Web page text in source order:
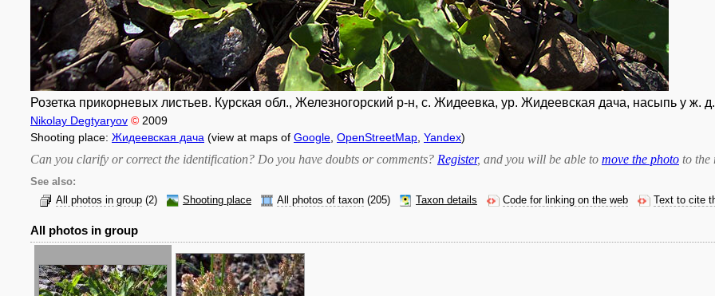
Розетка прикорневых листьев. Курская обл., Железногорский р-н, с. Жидеевка, ур. Жидеевская дача, насыпь у ж.
Nikolay Degtyaryov © 2009
Shooting place: Жидеевская дача (view at maps of Google OpenStreetMap Yandex)
Can you clarify or correct the identification? Do you have doubts or comments? Register, and you will be able to move the photo to the
See also:
All photos in group (2) Shooting place All photos of taxon (205) Taxon details Code for linking on the web Text to cite
All photos in group